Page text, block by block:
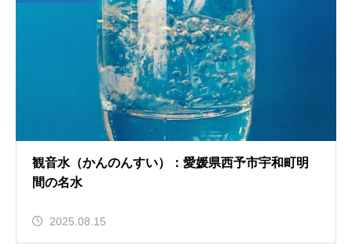
観音水（かんのんすい）：愛媛県西予市宇和町明
間の名水
2025.08.15